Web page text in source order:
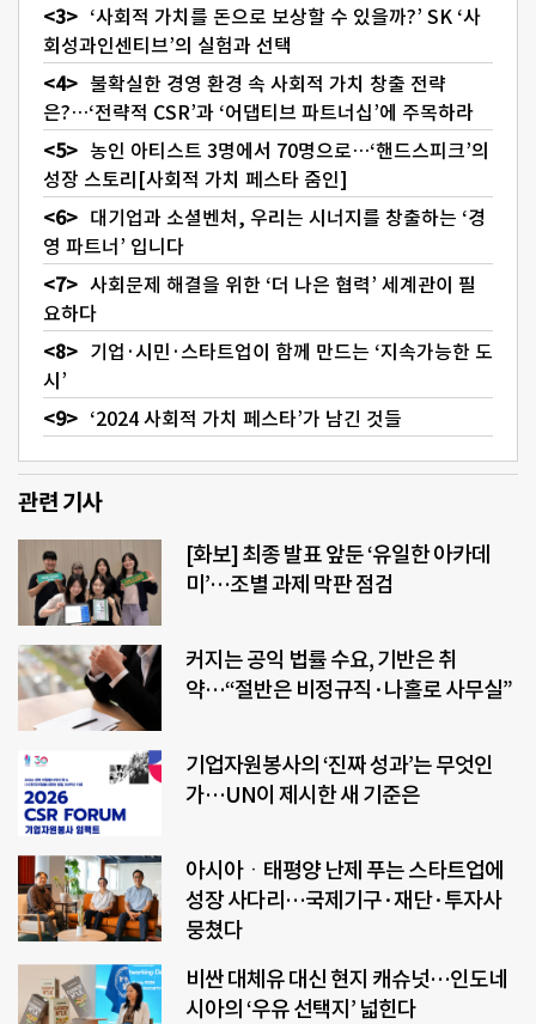
‘사회적 가치를 돈으로 보상할 수 있을까?’ SK ‘사
회성과인센티브’의 실험과 선택
불확실한 경영 환경 속 사회적 가치 창출 전략
은?…‘전략적 CSR’과 ‘어댑티브 파트너십’에 주목하라
농인 아티스트 3명에서 70명으로…‘핸드스피크’의
성장 스토리[사회적 가치 페스타 줌인]
대기업과 소셜벤처, 우리는 시너지를 창출하는 ‘경
영 파트너’ 입니다
사회문제 해결을 위한 ‘더 나은 협력’ 세계관이 필
요하다
기업·시민·스타트업이 함께 만드는 ‘지속가능한 도
시’
‘2024 사회적 가치 페스타’가 남긴 것들
관련 기사
[화보] 최종 발표 앞둔 ‘유일한 아카데
미’…조별 과제 막판 점검
커지는 공익 법률 수요, 기반은 취
약…“절반은 비정규직·나홀로 사무실”
기업자원봉사의 ‘진짜 성과’는 무엇인
가…UN이 제시한 새 기준은
아시아ㆍ태평양 난제 푸는 스타트업에
성장 사다리…국제기구·재단·투자사
뭉쳤다
비싼 대체유 대신 현지 캐슈넛…인도네
시아의 ‘우유 선택지’ 넓힌다